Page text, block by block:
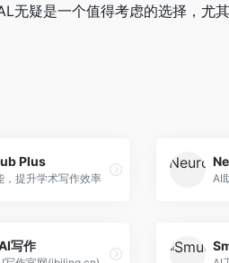
无疑是一个值得考虑的选择，尤
Plus
，提升学术写作效率 AI
写作